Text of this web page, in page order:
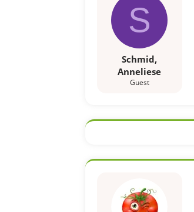
S
Schmid,
Anneliese
Guest